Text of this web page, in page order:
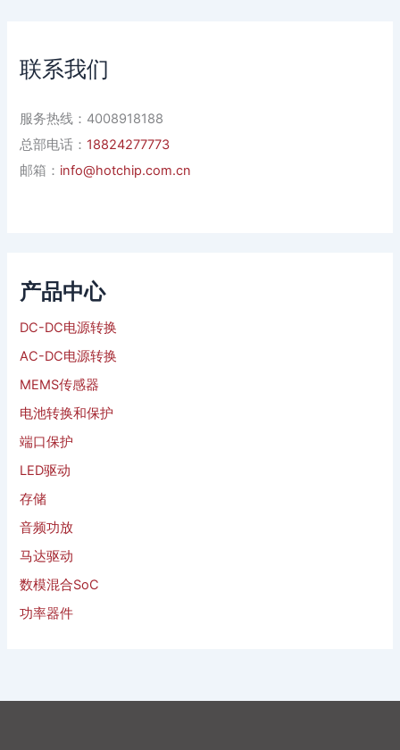
联系我们
服务热线：4008918188
总部电话：18824277773
邮箱： info@hotchip.com.cn
产品中心
DC-DC电源转换
AC-DC电源转换
MEMS传感器
电池转换和保护
端口保护
LED驱动
存储
音频功放
马达驱动
数模混合SoC
功率器件